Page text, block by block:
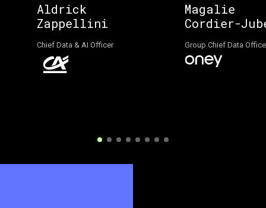
Aldrick
Zappellini
Chief Data & AI Officer
Magalie
Cordier-
Group Chief Data